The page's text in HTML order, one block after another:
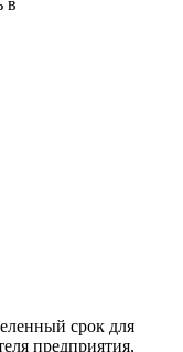
в
срок для
предприятия,